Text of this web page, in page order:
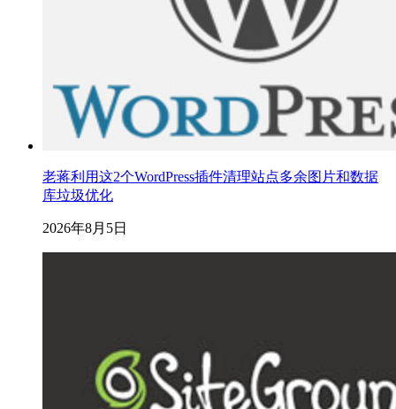
老蒋利用这2个WordPress插件清理站点多余图片和数据
库垃圾优化
2026年8月5日